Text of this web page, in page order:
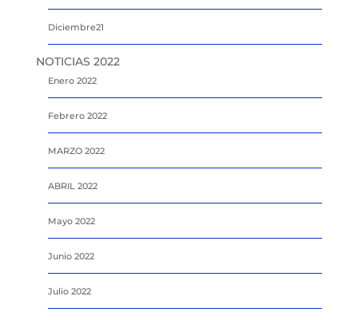
Diciembre21
NOTICIAS 2022
Enero 2022
Febrero 2022
MARZO 2022
ABRIL 2022
Mayo 2022
Junio 2022
Julio 2022